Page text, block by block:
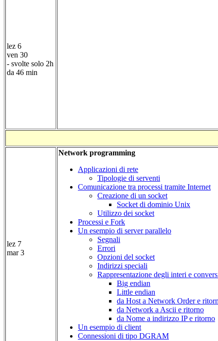
lez 6
ven 30
- svolte solo 2h
da 46 min
lez 7
mar 3
Network programming
Applicazioni di rete
Tipologie di serventi
Comunicazione tra processi tramite Internet
Creazione di un socket
Socket di dominio Unix
Utilizzo dei socket
Processi e Fork
Un esempio di server parallelo
Segnali
Errori
Opzioni del socket
Indirizzi speciali
Rappresentazione degli interi e
Big endian
Little endian
da Host a Network Order e
da Network a Ascii e ritorno
da Nome a indirizzo IP e ritorno
Un esempio di client
Connessioni di tipo DGRAM